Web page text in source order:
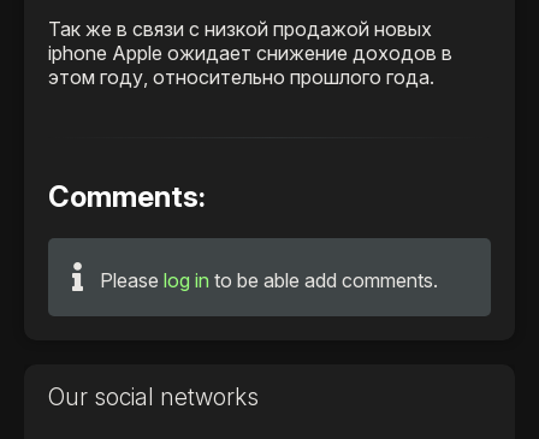
Так же в связи с низкой продажой новых
iphone Apple ожидает снижение доходов в
этом году, относительно прошлого года.
Comments:
Please log in to be able add comments.
Our social networks